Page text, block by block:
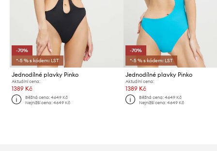
-70%
*-5 % s kódem: LST
Jednodílné plavky Pinko
Aktuální cena:
1389 Kč
Běžná cena:4649 Kč
Nejnižší cena:4649 Kč
-70%
*-5 % s kódem: LST
Jednodílné plavky Pinko
Aktuální cena:
1389 Kč
Běžná cena: 4649 Kč
Nejnižší cena: 4649 Kč